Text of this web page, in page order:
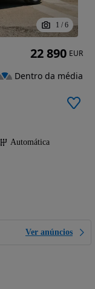
1 / 6
Automática
Ver anúncios
22 890 EUR
Dentro da média